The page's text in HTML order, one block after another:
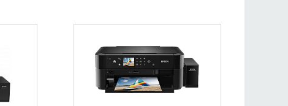
УТОЧНИТЬ НАЛИЧИЕ